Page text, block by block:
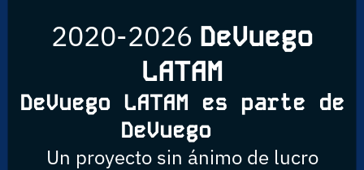
2020-2026 DeVuego
LATAM
DeVuego LATAM es parte de
DeVuego
Un proyecto sin ánimo de lucro